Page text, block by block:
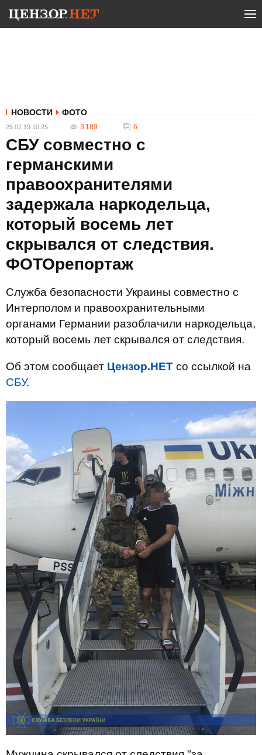
НОВОСТИ ФОТО
25.07.19 10:25 3 189 6
CБУ совместно с
германскими
правоохранителями
задержала наркодельца,
который восемь лет
скрывался от следствия.
ФОТОрепортаж
Служба безопасности Украины совместно с
Интерполом и правоохранительными
органами Германии разоблачили наркодельца,
который восемь лет скрывался от следствия.
Об этом сообщает Цензор.НЕТ со ссылкой на
СБУ.